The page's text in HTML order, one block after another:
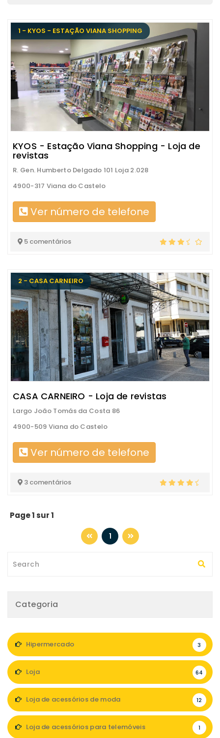
1 - KYOS - ESTAÇÃO VIANA SHOPPING
KYOS - Estação Viana Shopping - Loja de
revistas
R. Gen. Humberto Delgado 101 Loja 2.028
4900-317 Viana do Castelo
Ver número de telefone
5 comentários
2 - CASA CARNEIRO
CASA CARNEIRO - Loja de revistas
Largo João Tomás da Costa 86
4900-509 Viana do Castelo
Ver número de telefone
3 comentários
Page 1 sur 1
1
Categoria
Hipermercado 3
Loja 64
Loja de acessórios de moda 12
Loja de acessórios para telemóveis 1